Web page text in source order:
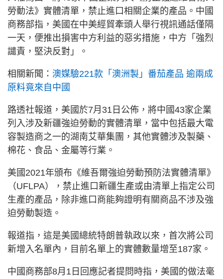
勞動法》實體清單，禁止進口相關企業的產品。中國
商務部指，美國在中美經貿牽頭人舉行視訊通話僅隔
一天，便推出損害中方利益的惡劣措施，中方「強烈
譴責，堅決反對」。
相關新聞： 澳媒驗221款「澳洲製」番茄產品 逾兩成
原料竟來自中國
路透社報道，美國於7月31日公佈，將中國43家企業
列入涉及新疆強迫勞動的實體清單，當中包括最大電
容製造商之一的湖南艾華集團，其他實體涉及製藥、
棉花、食品、金屬等行業。
美國2021年頒布《維吾爾強迫勞動預防法實體清單》
（UFLPA），禁止進口新疆生產或由清單上指定公司
生產的產品，除非進口商能夠證明有關商品不涉及強
迫勞動製造。
報道指，這是美國總統特朗普執政以來，首次將公司
新增入名單內，目前名單上的實體數量增至187家。
中國商務部8月1日回應記者提問時指，美國的做法毫